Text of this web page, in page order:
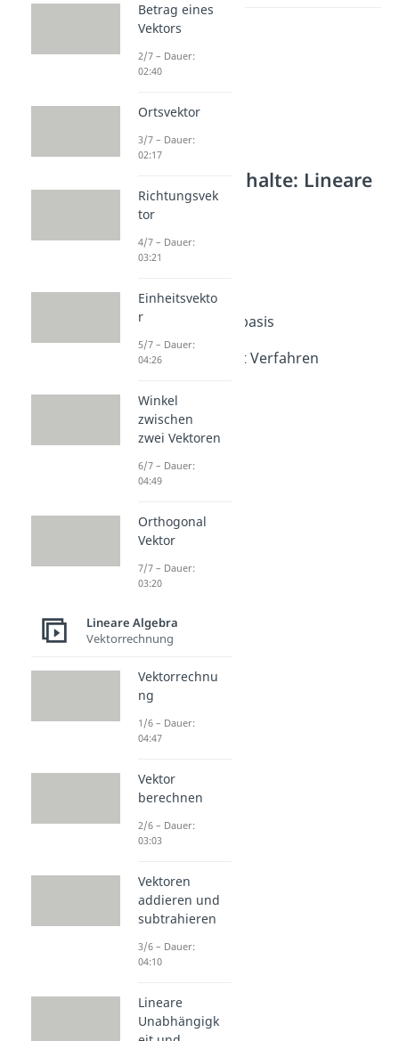
Weitere Inhalte: Lineare
Algebra
Vektorraum
Dauer: 05:57
Orthonormalbasis
Dauer: 04:51
Gram Schmidt Verfahren
Betrag eines
Vektors
2/7 – Dauer:
02:40
Ortsvektor
3/7 – Dauer:
02:17
Richtungsvek
tor
4/7 – Dauer:
03:21
Einheitsvekto
r
5/7 – Dauer:
04:26
Winkel
zwischen
zwei Vektoren
6/7 – Dauer:
04:49
Orthogonal
Vektor
7/7 – Dauer:
03:20
Lineare Algebra
Vektorrechnung
Vektorrechnu
ng
1/6 – Dauer:
04:47
Vektor
berechnen
2/6 – Dauer:
03:03
Vektoren
addieren und
subtrahieren
3/6 – Dauer:
04:10
Lineare
Unabhängigk